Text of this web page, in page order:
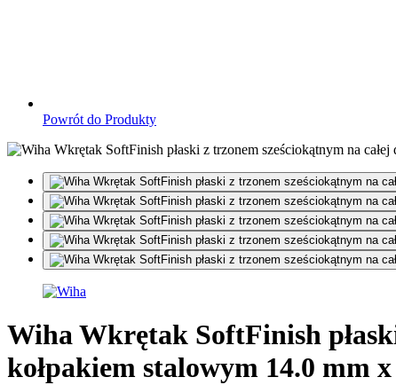
Powrót do Produkty
Wiha Wkrętak SoftFinish
kołpakiem stalowym 14.0 mm